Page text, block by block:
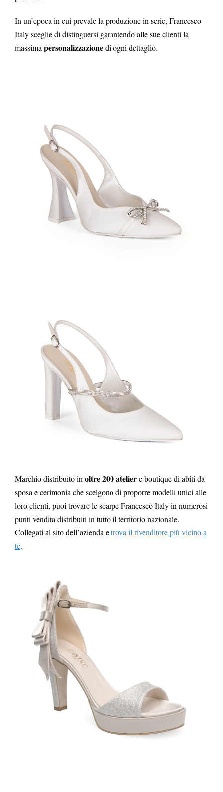
In un’epoca in cui prevale la produzione in serie, Francesco
Italy sceglie di distinguersi garantendo alle sue clienti la
massimapersonalizzazionedi ogni dettaglio.
Marchio distribuito inoltre 200 ateliere boutique di abiti da
sposa e cerimonia che scelgono di proporre modelli unici alle
loro clienti, puoi trovare le scarpe Francesco Italy in numerosi
punti vendita distribuiti in tutto il territorio nazionale.
Collegati al sito dell’azienda etrova il rivenditore più vicino a
te.